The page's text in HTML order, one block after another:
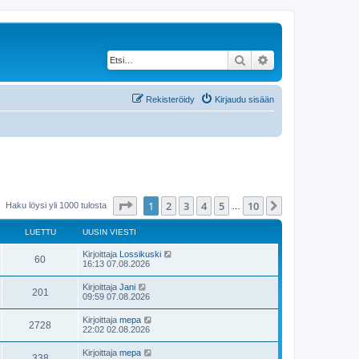
Etsi
Kirjaudu sisään
Rekisteröidy
Haku löysi yli 1000 tulosta Sivu 10
1 2 3 4 5 10
LUETTU UUSIN VIESTI
60L
u
t
t
U
u
n
v
i
e
s
t
Kirjoittaja Lossikuski
16:13 07.08.2026
201
u
t
U
u
n
v
i
e
Kirjoittaja Jani
09:59 07.08.2026
2728
u
U
u
n
Kirjoittaja mepa
22:02 02.08.2026
U
Kirjoittaja mepa